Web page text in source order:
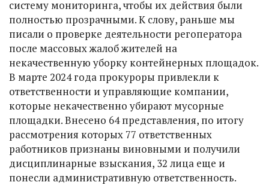
систему мониторинга, чтобы их действия были
полностью прозрачными. К слову, раньше мы
писали о проверке деятельности регоператора
после массовых жалоб жителей на
некачественную уборку контейнерных площадок.
В марте 2024 года прокуроры привлекли к
ответственности и управляющие компании,
которые некачественно убирают мусорные
площадки. Внесено 64 представления, по итогу
рассмотрения которых 77 ответственных
работников признаны виновными и получили
дисциплинарные взыскания, 32 лица еще и
понесли административную ответственность.